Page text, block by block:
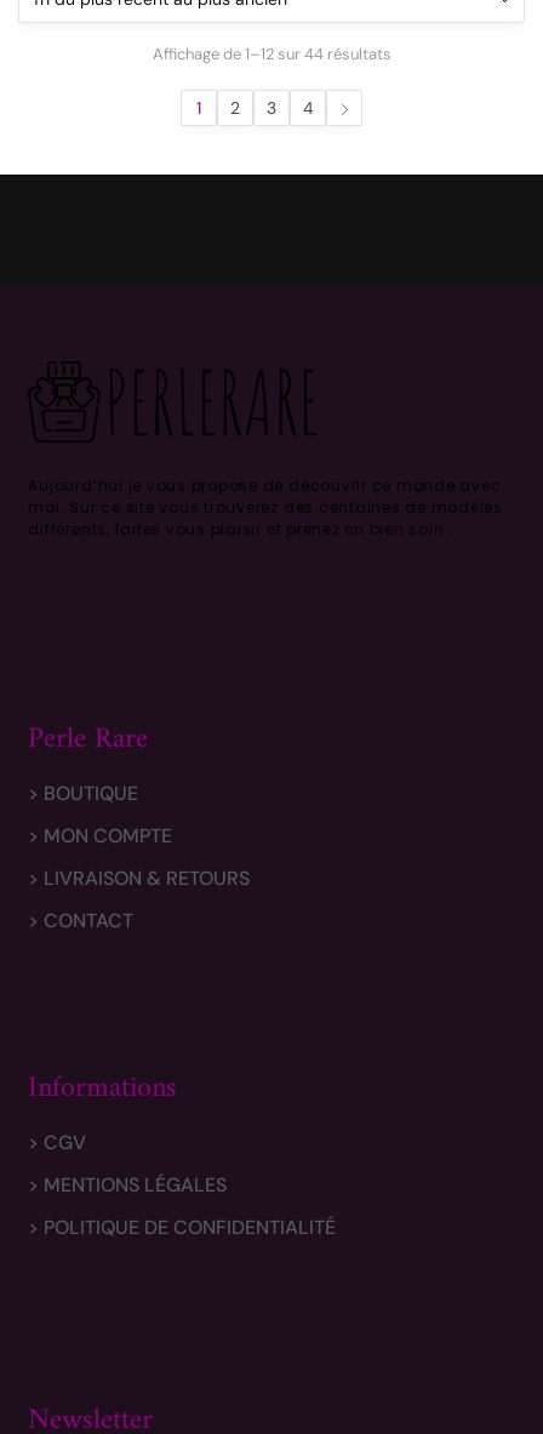
Affichage de 1–12 sur 44 résultats
1 2 3 4
Aujourd’hui je vous propose de découvrir ce monde avec
moi. Sur ce site vous trouverez des centaines de modèles
différents, faites vous plaisir et prenez en bien soin .
Perle Rare
> BOUTIQUE
> MON COMPTE
> LIVRAISON & RETOURS
> CONTACT
Informations
> CGV
> MENTIONS LÉGALES
> POLITIQUE DE CONFIDENTIALITÉ
Newsletter